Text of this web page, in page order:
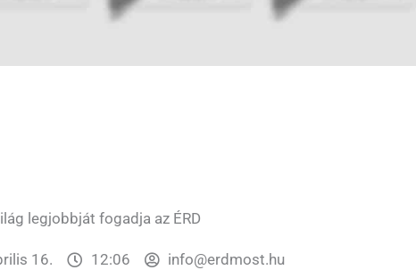
legjobbját fogadja az ÉRD
16. 12:06 info@erdmost.hu